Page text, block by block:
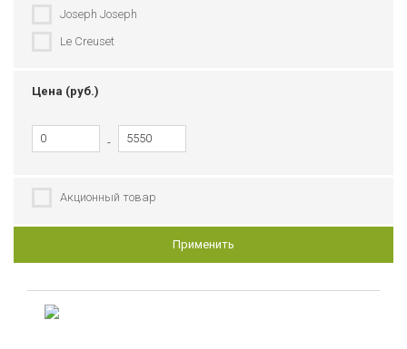
Joseph Joseph
Le Creuset
Цена (руб.)
-
Акционный товар
Применить